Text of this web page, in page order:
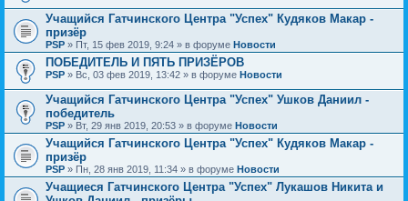
Учащийся Гатчинского Центра "Успех" Кудяков Макар -
призёр
PSP » Пт, 15 фев 2019, 9:24 » в форуме Новости
ПОБЕДИТЕЛЬ И ПЯТЬ ПРИЗЁРОВ
PSP » Вс, 03 фев 2019, 13:42 » в форуме Новости
Учащийся Гатчинского Центра "Успех" Ушков Даниил -
победитель
PSP » Вт, 29 янв 2019, 20:53 » в форуме Новости
Учащийся Гатчинского Центра "Успех" Кудяков Макар -
призёр
PSP » Пн, 28 янв 2019, 11:34 » в форуме Новости
Учащиеся Гатчинского Центра "Успех" Лукашов Никита и